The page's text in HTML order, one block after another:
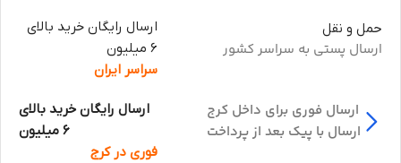
حمل و نقل
ارسال پستی به سراسر کشور
ارسال رایگان خرید بالای
6 میلیون
سراسر ایران
ارسال فوری برای داخل کرج
ارسال با پیک بعد از پرداخت
ارسال رایگان خرید بالای
6 میلیون
فوری در کرج